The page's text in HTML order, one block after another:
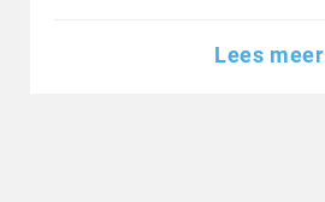
Lees meer